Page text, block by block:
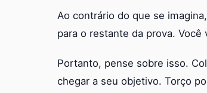
Ao contrário do que se
para o restante da prova. Você
Portanto, pense sobre isso.
chegar a seu objetivo. Torço